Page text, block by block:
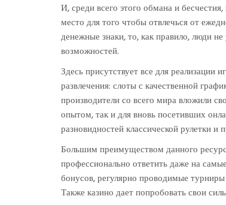
И, среди всего этого обмана и
место для того чтобы отвлечься от
денежные знаки, то, как правило, люди
возможностей.
Здесь присутствует все для
развлечения: слоты с качественной
производители со всего мира вложили
опытом, так и для вновь посетивших
разновидностей классической рулетки и
Большим преимуществом данного
профессионально ответить даже на
бонусов, регулярно проводимые
Также казино дает попробовать свои